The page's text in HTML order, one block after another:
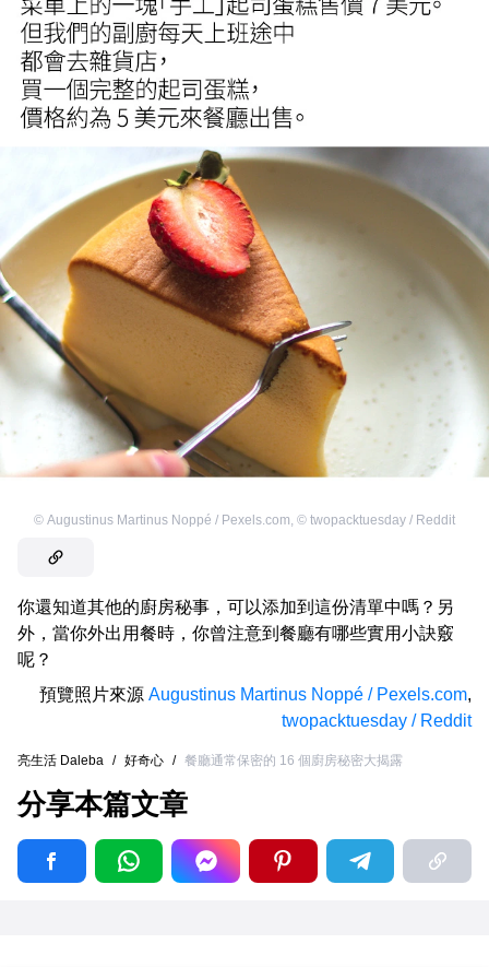
© Augustinus Martinus Noppé / Pexels.com © twopacktuesday / Reddit
你還知道其他的廚房秘事，可以添加到這份清單中嗎？另
外，當你外出用餐時，你曾注意到餐廳有哪些實用小訣竅
呢？
預覽照片來源 Augustinus Martinus Noppé / Pexels.com,
twopacktuesday / Reddit
亮生活 Daleba / 好奇心 / 餐廳通常保密的 16 個廚房秘密大揭露
分享本篇文章